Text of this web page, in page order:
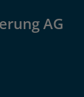
AG